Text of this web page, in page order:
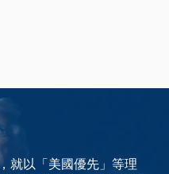
就以「美國優先」等理